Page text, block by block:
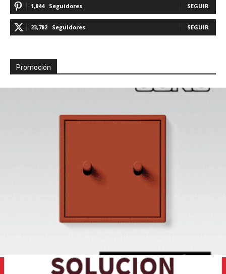
1,844 Seguidores SEGUIR
23,782 Seguidores SEGUIR
Promoción